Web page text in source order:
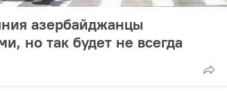
азербайджанцы
но так будет не всегда